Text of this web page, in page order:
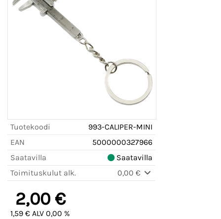
Tuotekoodi
993-CALIPER-MINI
EAN
5000000327966
Saatavilla
Saatavilla
Toimituskulut alk.
0,00 €
2,00 €
1,59 € ALV 0,00 %